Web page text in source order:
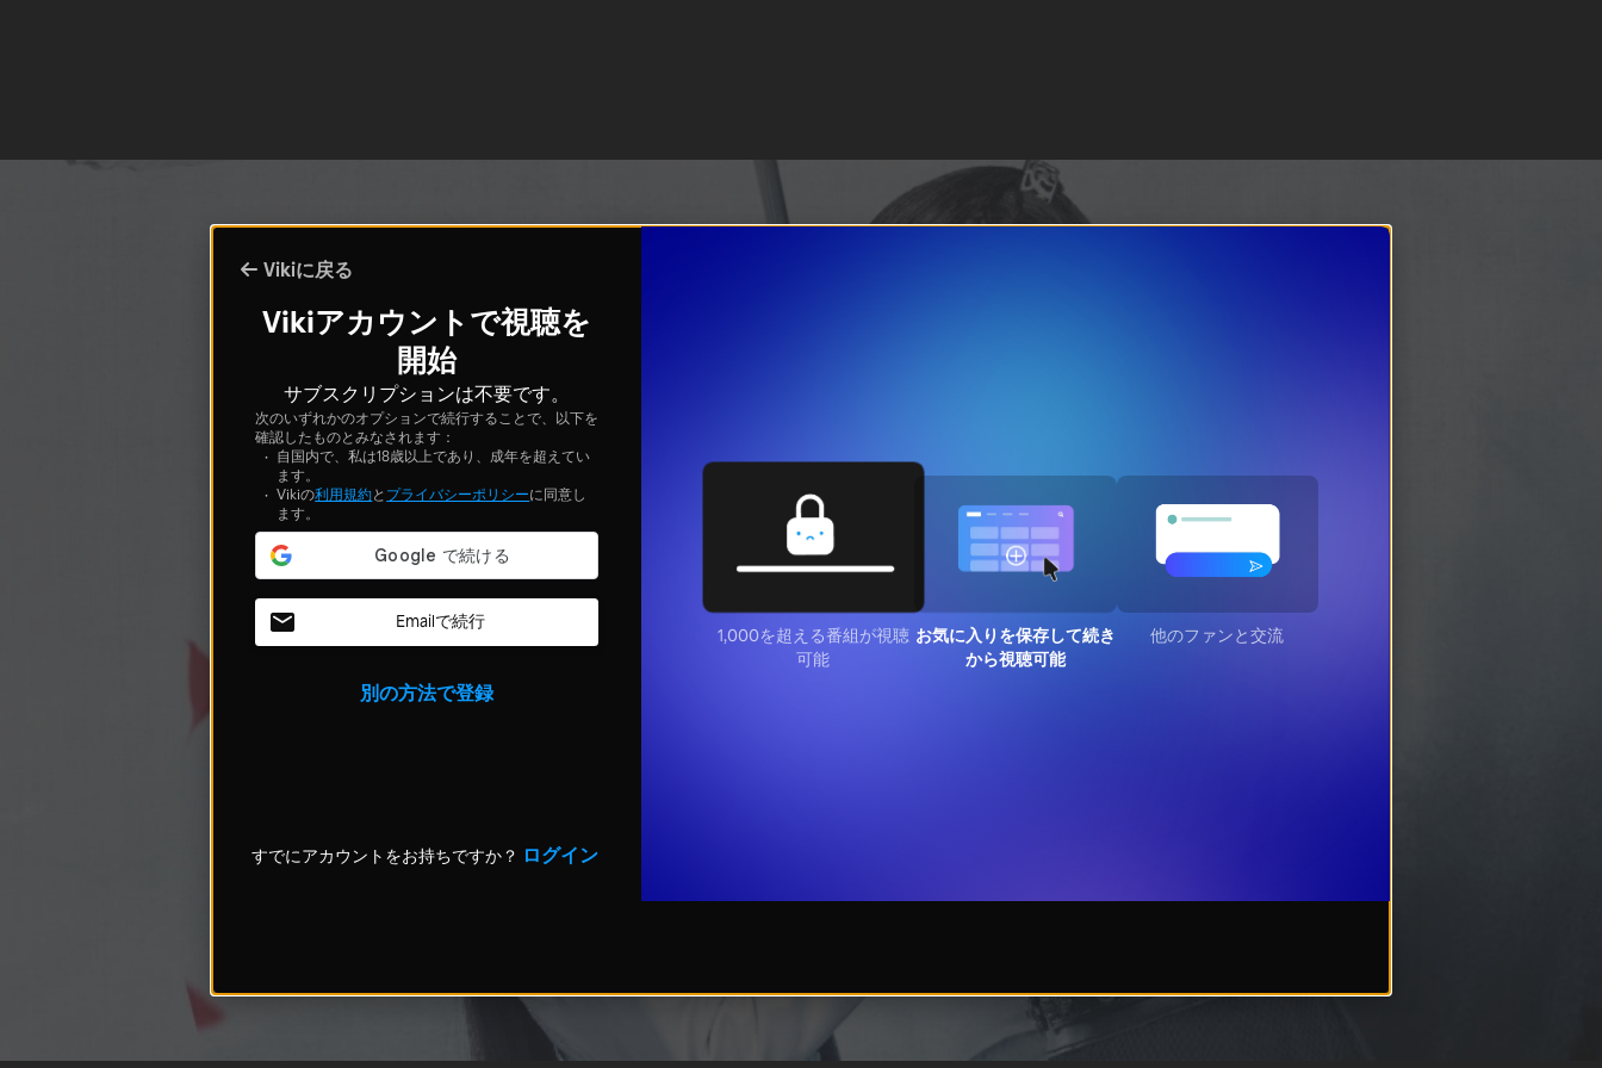
Vikiに戻る
Vikiアカウントで視聴を
開始
サブスクリプションは不要です。
次のいずれかのオプションで続行することで、以下を
確認したものとみなされます：
自国内で、私は18歳以上であり、成年を超えてい
ます。
Vikiの利用規約と プライバシーポリシーに同意し
ます。
Emailで続行
別の方法で登録
すでにアカウントをお持ちですか？ ログイン
1,000を超える番組が視聴
可能
お気に入りを保存して続き
から視聴可能
他のファンと交流